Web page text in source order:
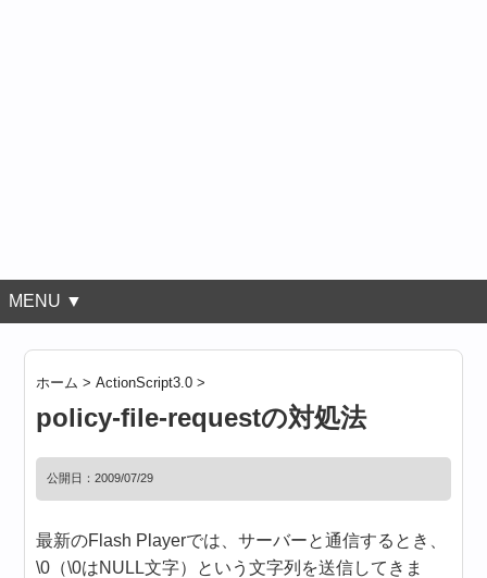
MENU ▼
ホーム >ActionScript3.0 >
policy-file-requestの対処法
公開日：2009/07/29
最新のFlash Playerでは、サーバーと通信するとき、
\0（\0はNULL文字）という文字列を送信してきま